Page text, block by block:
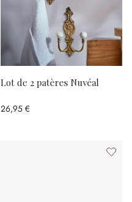
Lot de 2 patères Nuvéal
26,95 €